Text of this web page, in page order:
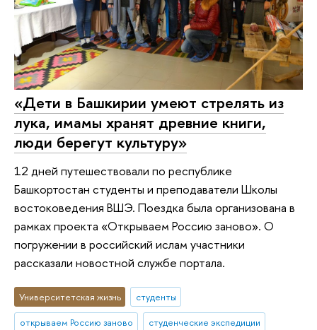
«Дети в Башкирии умеют стрелять из
лука, имамы хранят древние книги,
люди берегут культуру»
12 дней путешествовали по республике
Башкортостан студенты и преподаватели Школы
востоковедения ВШЭ. Поездка была организована в
рамках проекта «Открываем Россию заново». О
погружении в российский ислам участники
рассказали новостной службе портала.
Университетская жизнь
студенты
открываем Россию заново
студенческие экспедиции